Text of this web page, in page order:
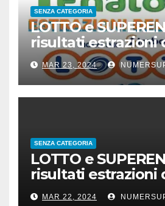
SENZA CATEGORIA
LOTTO e
risultati estrazioni
22 marzo 2024
MAR 23, 2024
SENZA CATEGORIA
LOTTO e
risultati estrazioni
21 marzo 2024
MAR 22, 2024
CONC.212 MERCOLEDI 20 MARZO 2024